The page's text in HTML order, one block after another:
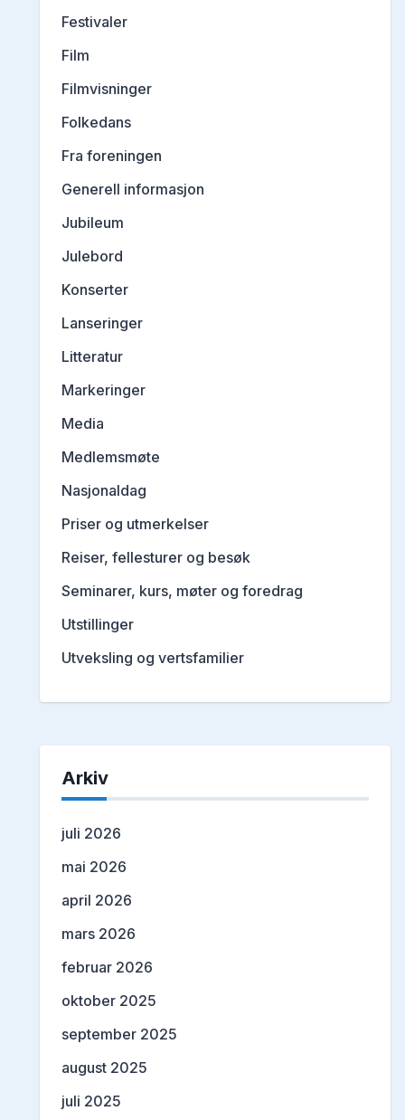
Festivaler
Film
Filmvisninger
Folkedans
Fra foreningen
Generell informasjon
Jubileum
Julebord
Konserter
Lanseringer
Litteratur
Markeringer
Media
Medlemsmøte
Nasjonaldag
Priser og utmerkelser
Reiser, fellesturer og besøk
Seminarer, kurs, møter og foredrag
Utstillinger
Utveksling og vertsfamilier
Arkiv
juli 2026
mai 2026
april 2026
mars 2026
februar 2026
oktober 2025
september 2025
august 2025
juli 2025